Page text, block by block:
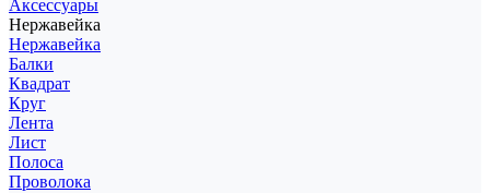
Аксессуары
Нержавейка
Нержавейка
Балки
Квадрат
Круг
Лента
Лист
Полоса
Проволока